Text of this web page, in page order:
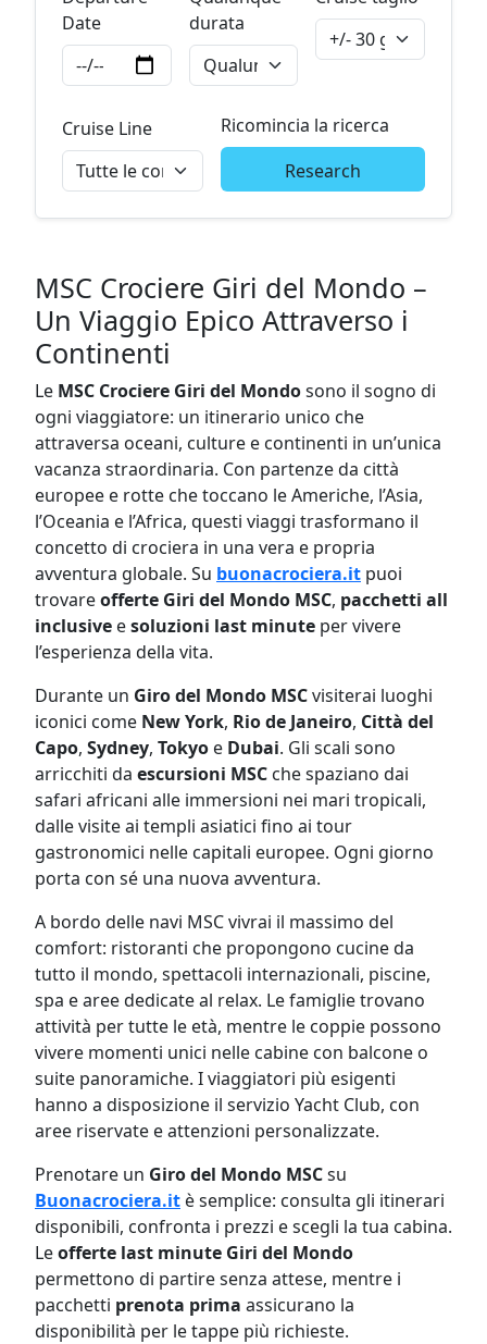
Date
durata
Cruise Line
Ricomincia la ricerca
Research
MSC Crociere Giri del Mondo –
Un Viaggio Epico Attraverso i
Continenti
Le MSC Crociere Giri del Mondosono il sogno di
ogni viaggiatore: un itinerario unico che
attraversa oceani, culture e continenti in un’unica
vacanza straordinaria. Con partenze da città
europee e rotte che toccano le Americhe, l’Asia,
l’Oceania e l’Africa, questi viaggi trasformano il
concetto di crociera in una vera e propria
avventura globale. Su buonacrociera.it puoi
trovareofferte Giri del Mondo MSC, pacchetti all
inclusive esoluzioni last minute per vivere
l’esperienza della vita.
Durante un Giro del Mondo MSCvisiterai luoghi
iconici come New York, Rio de Janeiro, Città del
Capo, Sydney, Tokyo e Dubai. Gli scali sono
arricchiti da escursioni MSC che spaziano dai
safari africani alle immersioni nei mari tropicali,
dalle visite ai templi asiatici fino ai tour
gastronomici nelle capitali europee. Ogni giorno
porta con sé una nuova avventura.
A bordo delle navi MSC vivrai il massimo del
comfort: ristoranti che propongono cucine da
tutto il mondo, spettacoli internazionali, piscine,
spa e aree dedicate al relax. Le famiglie trovano
attività per tutte le età, mentre le coppie possono
vivere momenti unici nelle cabine con balcone o
suite panoramiche. I viaggiatori più esigenti
hanno a disposizione il servizio Yacht Club, con
aree riservate e attenzioni personalizzate.
Prenotare un Giro del Mondo MSCsu
Buonacrociera.it è semplice: consulta gli itinerari
disponibili, confronta i prezzi e scegli la tua cabina.
Leofferte last minute Giri del Mondo
permettono di partire senza attese, mentre i
pacchetti prenota prima assicurano la
disponibilità per le tappe più richieste.